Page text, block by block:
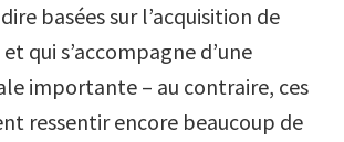
basées sur l’acquisition de
qui s’accompagne d’une
importante – au contraire, ces
ressentir encore beaucoup de